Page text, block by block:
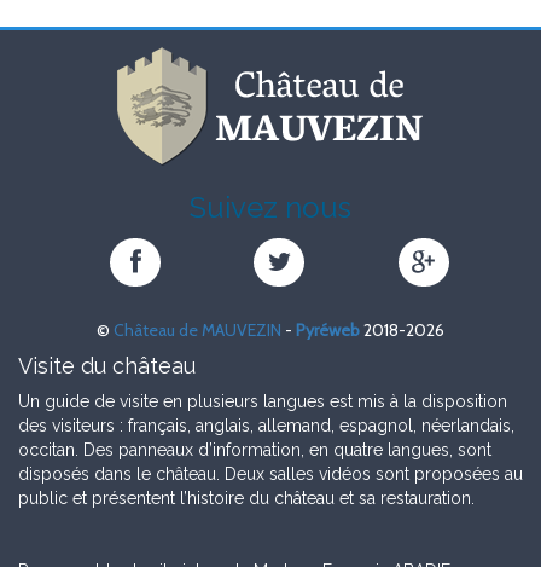
Suivez nous
Château
sur
Château
sur
Château
© Château de MAUVEZIN - Pyréweb2018-2026
Visite du château
Un guide de visite en plusieurs langues est mis à la disposition
des visiteurs : français, anglais, allemand, espagnol, néerlandais,
occitan. Des panneaux d’information, en quatre langues, sont
disposés dans le château. Deux salles vidéos sont proposées au
public et présentent l’histoire du château et sa restauration.